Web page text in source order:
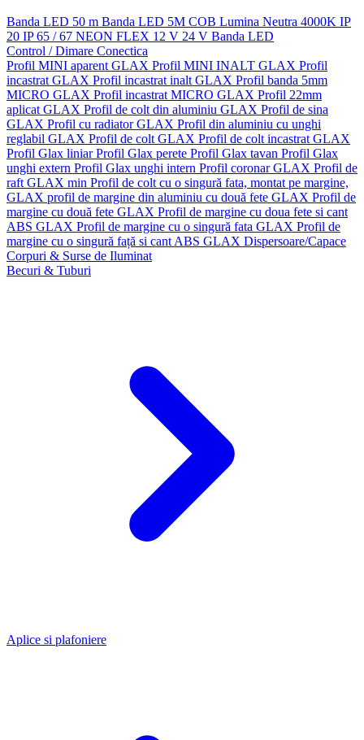
Banda LED 50 m Banda LED 5M COB Lumina Neutra 4000K IP
20 IP 65 / 67 NEON FLEX 12 V 24 V Banda LED
Control / Dimare Conectica
Profil MINI aparent GLAX Profil MINI INALT GLAX Profil
incastrat GLAX Profil incastrat inalt GLAX Profil banda 5mm
MICRO GLAX Profil incastrat MICRO GLAX Profil 22mm
aplicat GLAX Profil de colt din aluminiu GLAX Profil de sina
GLAX Profil cu radiator GLAX Profil din aluminiu cu unghi
reglabil GLAX Profil de colt GLAX Profil de colt incastrat GLAX
Profil Glax liniarProfil Glax perete Profil Glax tavan Profil Glax
unghi extern Profil Glax unghi intern Profil coronar GLAX Profil de
raft GLAX min Profil de colt cu o singură fata, montat pe margine,
GLAX profil de margine din aluminiu cu două fete GLAX Profil de
margine cu două fete GLAX Profil de margine cu doua fete si cant
ABS GLAX Profil de margine cu o singură fata GLAX Profil de
margine cu o singură față si cant ABS GLAX Dispersoare/Capace
Corpuri & Surse de Iluminat
Becuri & Tuburi
Aplice si plafoniere